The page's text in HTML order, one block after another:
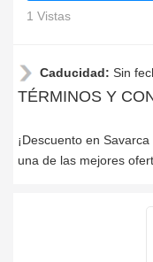
1 Vistas
Caducidad: Sin
TÉRMINOS Y
¡Descuento en
una de las mejores